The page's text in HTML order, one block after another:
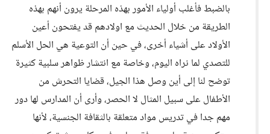
بالضبط فأغلب أولياء الأمور بهذه المرحلة يرون أنهم بهذه
الطريقة من خلال الحديث مع اولادهم قد يفتحون أعين
الأولاد على أشياء أخرى، في حين أن التوعية هي الحل الأسلم
للتصدي لما نراه اليوم، وخاصة مع انتشار ظواهر سلبية كثيرة
توضح لنا إلى أين وصل هذا الجيل، قضايا التحرش من
الأطفال على سبيل المثال لا الحصر، وأرى أن المدارس لها دور
مهم جدا في تدريس مواد متعلقة بالثقافة الجنسية، لأنها